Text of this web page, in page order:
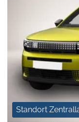
Standort